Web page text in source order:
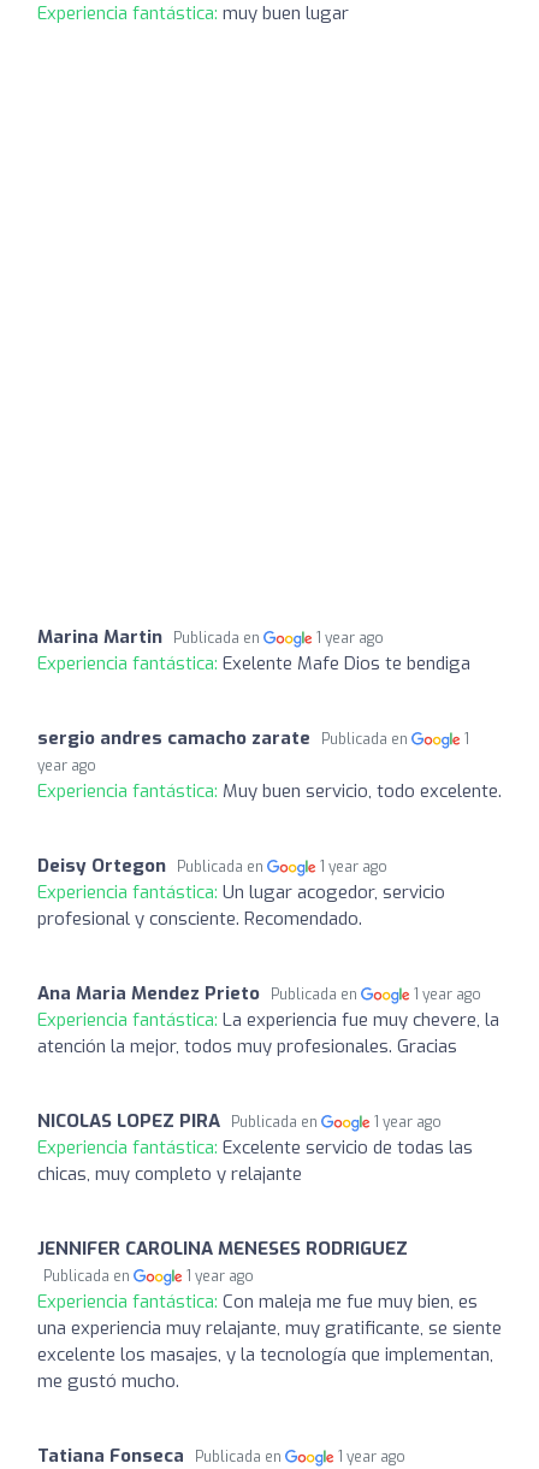
Experiencia fantástica: muy buen lugar
Marina Martin Publicada en 1 year ago
Experiencia fantástica: Exelente Mafe Dios te bendiga
sergio andres camacho zarate Publicada en
1
year ago
Experiencia fantástica: Muy buen servicio, todo excelente.
Deisy Ortegon Publicada en 1 year ago
Experiencia fantástica: Un lugar acogedor, servicio
profesional y consciente. Recomendado.
Ana Maria Mendez Prieto Publicada en 1 year ago
Experiencia fantástica: La experiencia fue muy chevere, la
atención la mejor, todos muy profesionales. Gracias
NICOLAS LOPEZ PIRA Publicada en 1 year ago
Experiencia fantástica: Excelente servicio de todas las
chicas, muy completo y relajante
JENNIFER CAROLINA MENESES RODRIGUEZ
Publicada en 1 year ago
Experiencia fantástica: Con maleja me fue muy bien, es
una experiencia muy relajante, muy gratificante, se siente
excelente los masajes, y la tecnología que implementan,
me gustó mucho.
Tatiana Fonseca Publicada en 1 year ago